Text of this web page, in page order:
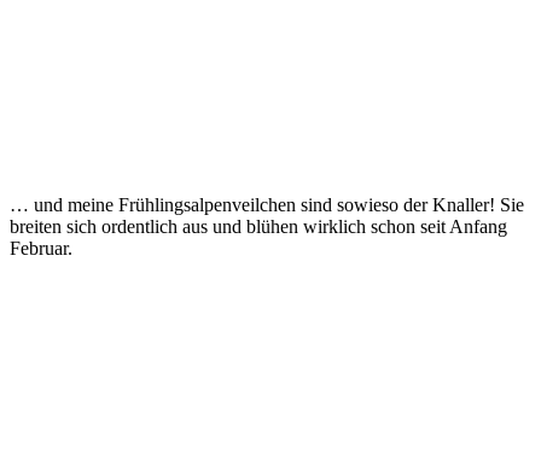
… und meine Frühlingsalpenveilchen sind sowieso der Knaller! Sie
breiten sich ordentlich aus und blühen wirklich schon seit Anfang
Februar.